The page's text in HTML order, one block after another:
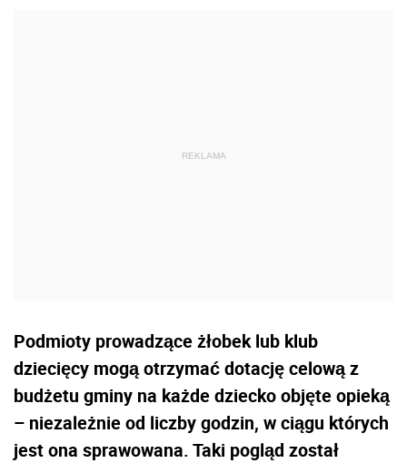
Podmioty prowadzące żłobek lub klub
dziecięcy mogą otrzymać dotację celową z
budżetu gminy na każde dziecko objęte opieką
– niezależnie od liczby godzin, w ciągu których
jest ona sprawowana. Taki pogląd został